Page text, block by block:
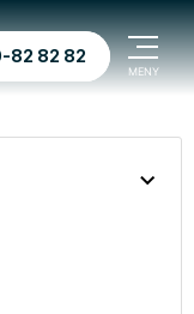
82 82 82